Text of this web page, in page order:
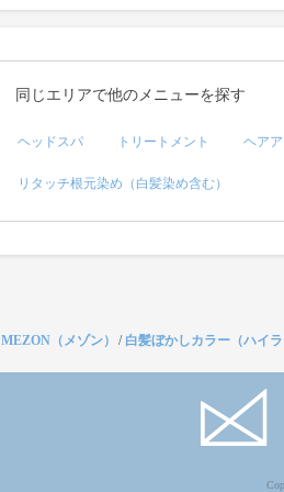
同じエリアで他のメニューを探す
ヘッドスパ トリートメント ヘア
リタッチ根元染め（白髪染め含む）
MEZON（メゾン） / 白髪ぼかしカラー（ハイラ